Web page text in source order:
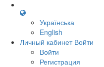
Українська
English
Личный кабинет Войти
Войти
Регистрация